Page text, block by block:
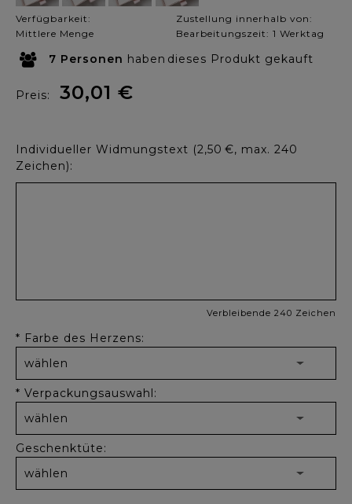
Verfügbarkeit:
Mittlere Menge
Zustellung innerhalb von:
Bearbeitungszeit: 1 Werktag
7 Personen haben dieses Produkt gekauft
Preis: 30,01 €
Individueller Widmungstext (2,50 €, max. 240
Zeichen):
Verbleibende 240 Zeichen
* Farbe des Herzens:
* Verpackungsauswahl:
Geschenktüte: